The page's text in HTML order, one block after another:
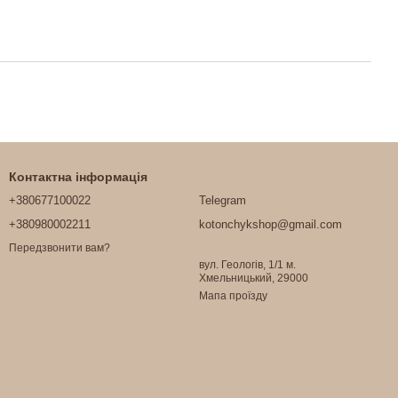
Контактна інформація
+380677100022
+380980002211
Передзвонити вам?
Telegram
kotonchykshop@gmail.com
вул. Геологів, 1/1 м.
Хмельницький, 29000
Мапа проїзду